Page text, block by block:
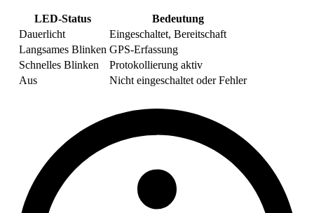
LED-Status
Bedeutung
Dauerlicht
Eingeschaltet, Bereitschaft
Langsames Blinken GPS-Erfassung
Schnelles Blinken
Protokollierung aktiv
Aus
Nicht eingeschaltet oder Fehler